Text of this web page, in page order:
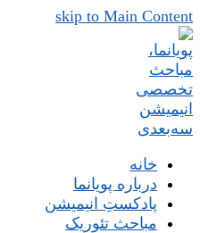
skip to Main Content
خانه
درباره پویانما
پادکستِ انیمیشن
مباحث تئوریک